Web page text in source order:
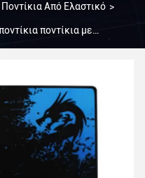
Από Ελαστικό >
ποντίκια με